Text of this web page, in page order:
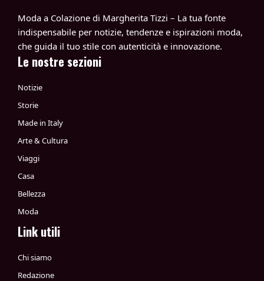
Moda a Colazione di Margherita Tizzi – La tua fonte
indispensabile per notizie, tendenze e ispirazioni moda,
che guida il tuo stile con autenticità e innovazione.
Le nostre sezioni
Notizie
Storie
Made in Italy
Arte & Cultura
Viaggi
Casa
Bellezza
Moda
Link utili
Chi siamo
Redazione